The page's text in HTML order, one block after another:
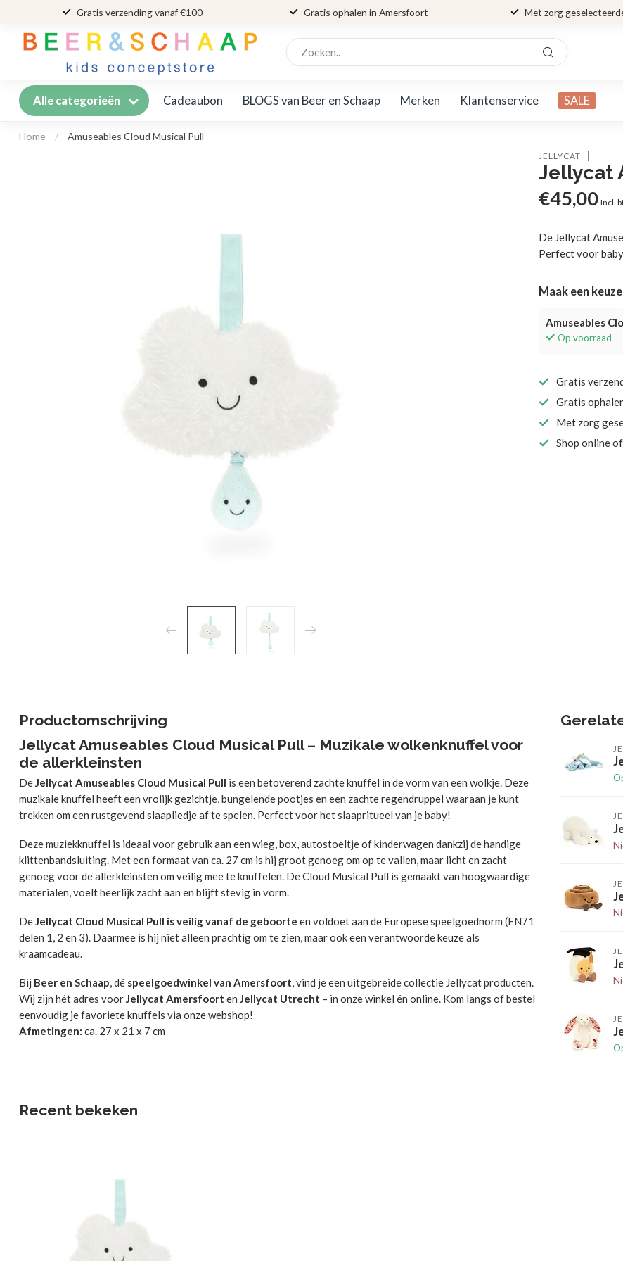
Gratis verzending vanaf €100 Gratis ophalen in Amersfoort Met zorg
Alle categorieën Cadeaubon BLOGS van Beer en Schaap Merken Klantenservice SALE
Home / Amuseables Cloud Musical Pull
JELLYCAT
Jellycat
€45,00 Incl.
De Jellycat
Perfect voor
Maak een keuze
Amuseables
Op voorraad
Gratis
Gratis
Met zorg
Shop online
Productomschrijving
Jellycat Amuseables Cloud Musical Pull – Muzikale wolkenknuffel voor
de allerkleinsten
DeJellycat Amuseables Cloud Musical Pull is een betoverend zachte knuffel in de vorm van een wolkje. Deze
muzikale knuffel heeft een vrolijk gezichtje, bungelende pootjes en een zachte regendruppel waaraan je kunt
trekken om een rustgevend slaapliedje af te spelen. Perfect voor het slaapritueel van je baby!
Deze muziekknuffel is ideaal voor gebruik aan een wieg, box, autostoeltje of kinderwagen dankzij de handige
klittenbandsluiting. Met een formaat van ca. 27 cm is hij groot genoeg om op te vallen, maar licht en zacht
genoeg voor de allerkleinsten om veilig mee te knuffelen. De Cloud Musical Pull is gemaakt van hoogwaardige
materialen, voelt heerlijk zacht aan en blijft stevig in vorm.
DeJellycat Cloud Musical Pull is veilig vanaf de geboorte en voldoet aan de Europese speelgoednorm (EN71
delen 1, 2 en 3). Daarmee is hij niet alleen prachtig om te zien, maar ook een verantwoorde keuze als
kraamcadeau.
Bij Beer en Schaap, dé speelgoedwinkel van Amersfoort, vind je een uitgebreide collectie Jellycat producten.
Wij zijn hét adres voorJellycat Amersfoort en Jellycat Utrecht – in onze winkel én online. Kom langs of bestel
eenvoudig je favoriete knuffels via onze webshop!
Afmetingen: ca. 27 x 21 x 7 cm
Recent bekeken